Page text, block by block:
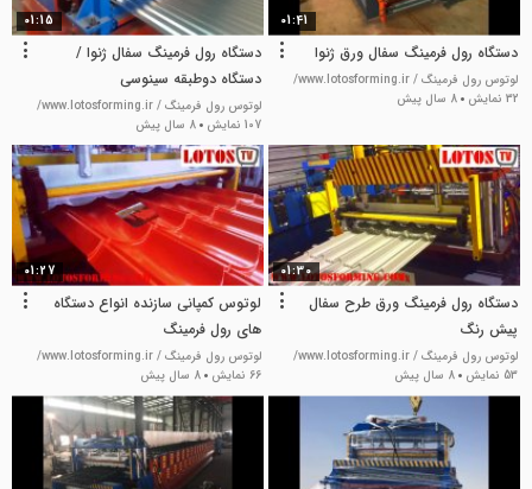
01:41
دستگاه رول فرمینگ سفال ورق ژنوا
لوتوس رول فرمینگ / www.lotosforming.ir/
32 نمایش
8 سال پیش
01:15
دستگاه رول فرمینگ سفال ژنوا /
دستگاه دوطبقه سینوسی
لوتوس رول فرمینگ / www.lotosforming.ir/
107 نمایش
8 سال پیش
01:30
دستگاه رول فرمینگ ورق طرح سفال
پیش رنگ
لوتوس رول فرمینگ / www.lotosforming.ir/
53 نمایش
8 سال پیش
01:27
لوتوس کمپانی سازنده انواع دستگاه
های رول فرمینگ
لوتوس رول فرمینگ / www.lotosforming.ir/
66 نمایش
8 سال پیش